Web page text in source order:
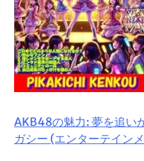
AKB48の魅力: 夢を追い
ガシー (エンターテイン